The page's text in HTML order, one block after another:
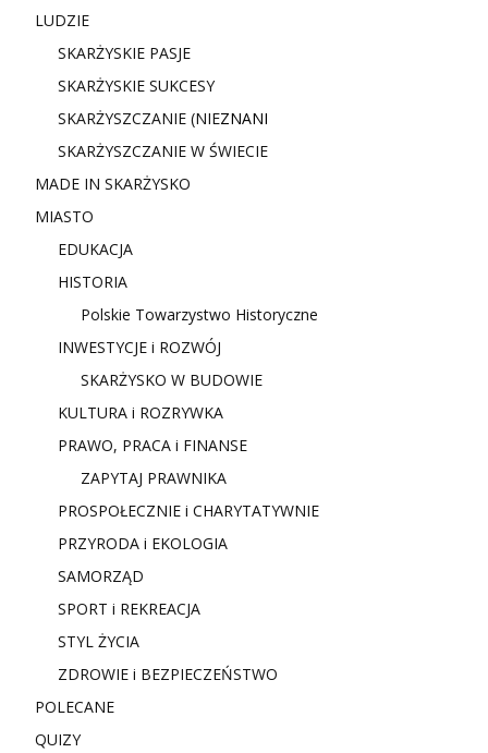
LUDZIE
SKARŻYSKIE PASJE
SKARŻYSKIE SUKCESY
SKARŻYSZCZANIE (NIEZNANI
SKARŻYSZCZANIE W ŚWIECIE
MADE IN SKARŻYSKO
MIASTO
EDUKACJA
HISTORIA
Polskie Towarzystwo Historyczne
INWESTYCJE i ROZWÓJ
SKARŻYSKO W BUDOWIE
KULTURA i ROZRYWKA
PRAWO, PRACA i FINANSE
ZAPYTAJ PRAWNIKA
PROSPOŁECZNIE i CHARYTATYWNIE
PRZYRODA i EKOLOGIA
SAMORZĄD
SPORT i REKREACJA
STYL ŻYCIA
ZDROWIE i BEZPIECZEŃSTWO
POLECANE
QUIZY